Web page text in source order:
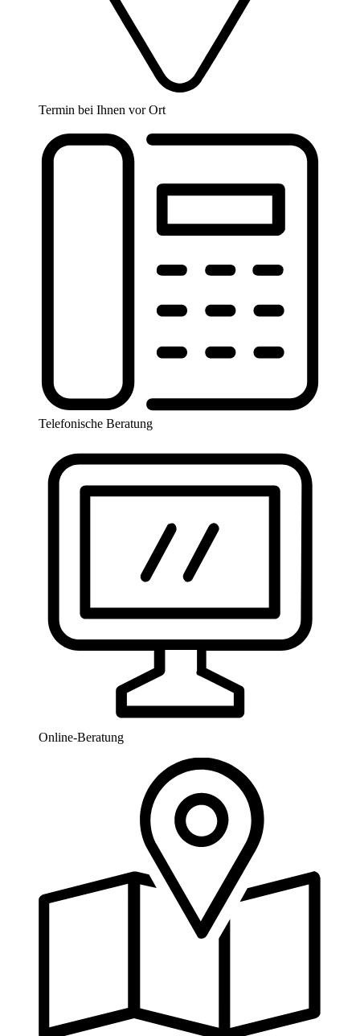
Termin bei Ihnen vor Ort
Telefonische Beratung
Online-Beratung